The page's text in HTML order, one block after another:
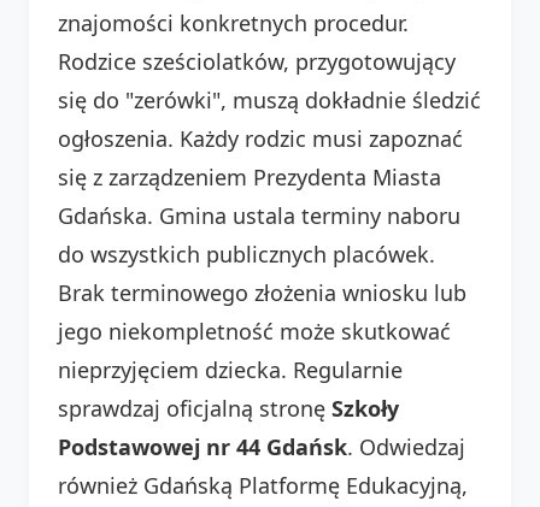
znajomości konkretnych procedur.
Rodzice sześciolatków, przygotowujący
się do "zerówki", muszą dokładnie śledzić
ogłoszenia. Każdy rodzic musi zapoznać
się z zarządzeniem Prezydenta Miasta
Gdańska. Gmina ustala terminy naboru
do wszystkich publicznych placówek.
Brak terminowego złożenia wniosku lub
jego niekompletność może skutkować
nieprzyjęciem dziecka. Regularnie
sprawdzaj oficjalną stronę Szkoły
Podstawowej nr 44 Gdańsk. Odwiedzaj
również Gdańską Platformę Edukacyjną,